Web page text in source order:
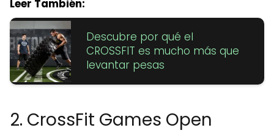
Leer También:
Descubre por qué el
CROSSFIT es mucho más que
levantar pesas
2. CrossFit Games Open